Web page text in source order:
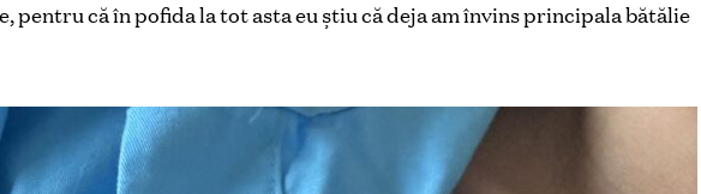
pentru că în pofida la tot asta eu știu că deja am învins principala bătălie